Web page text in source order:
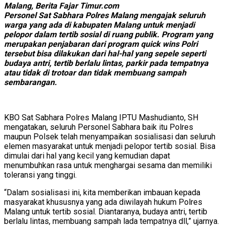
Malang, Berita Fajar Timur.com
Personel Sat Sabhara Polres Malang mengajak seluruh
warga yang ada di kabupaten Malang untuk menjadi
pelopor dalam tertib sosial di ruang publik. Program yang
merupakan penjabaran dari program quick wins Polri
tersebut bisa dilakukan dari hal-hal yang sepele seperti
budaya antri, tertib berlalu lintas, parkir pada tempatnya
atau tidak di trotoar dan tidak membuang sampah
sembarangan.
KBO Sat Sabhara Polres Malang IPTU Mashudianto, SH
mengatakan, seluruh Personel Sabhara baik itu Polres
maupun Polsek telah menyampaikan sosialisasi dan seluruh
elemen masyarakat untuk menjadi pelopor tertib sosial. Bisa
dimulai dari hal yang kecil yang kemudian dapat
menumbuhkan rasa untuk menghargai sesama dan memiliki
toleransi yang tinggi.
“Dalam sosialisasi ini, kita memberikan imbauan kepada
masyarakat khususnya yang ada diwilayah hukum Polres
Malang untuk tertib sosial. Diantaranya, budaya antri, tertib
berlalu lintas, membuang sampah lada tempatnya dll,” ujarnya.